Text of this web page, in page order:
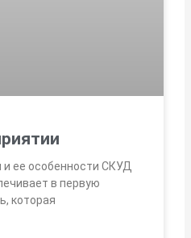
ее особенности СКУД
в первую
которая